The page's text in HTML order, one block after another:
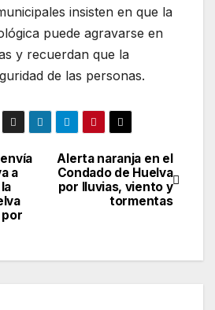
insisten en que la
puede agravarse en
y recuerdan que la
de las personas.
Alerta naranja en el
Condado de Huelva
por lluvias, viento y
tormentas
a
por